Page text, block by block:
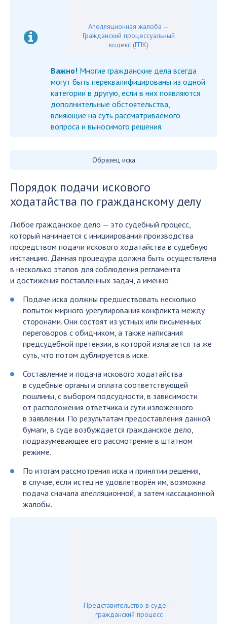
Апелляционная жалоба —
Гражданский процессуальный
кодекс (ГПК)
Важно! Многие гражданские дела всегда
могут быть переквалифицированы из одной
категории в другую, если в них появляются
дополнительные обстоятельства,
влияющие на суть рассматриваемого
вопроса и выносимого решения.
Образец иска
Порядок подачи искового
ходатайства по гражданскому делу
Любое гражданское дело — это судебный процесс,
который начинается с инициирования производства
посредством подачи искового ходатайства в судебную
инстанцию. Данная процедура должна быть осуществлена
в несколько этапов для соблюдения регламента
и достижения поставленных задач, а именно:
Подаче иска должны предшествовать несколько
попыток мирного урегулирования конфликта между
сторонами. Они состоят из устных или письменных
переговоров с обидчиком, а также написания
предсудебной претензии, в которой излагается та же
суть, что потом дублируется в иске.
Составление и подача искового ходатайства
в судебные органы и оплата соответствующей
пошлины, с выбором подсудности, в зависимости
от расположения ответчика и сути изложенного
в заявлении. По результатам предоставления данной
бумаги, в суде возбуждается гражданское дело,
подразумевающее его рассмотрение в штатном
режиме.
По итогам рассмотрения иска и принятии решения,
в случае, если истец не удовлетворён им, возможна
подача сначала апелляционной, а затем кассационной
жалобы.
Представительство в суде —
гражданский процесс